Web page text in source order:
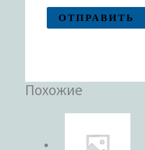
Похожие